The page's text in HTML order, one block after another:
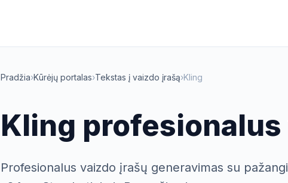
Pradžia›Kūrėjų portalas›Tekstas į vaizdo įrašą›Kling
Kling
Profesionalus vaizdo įrašų generavimas su